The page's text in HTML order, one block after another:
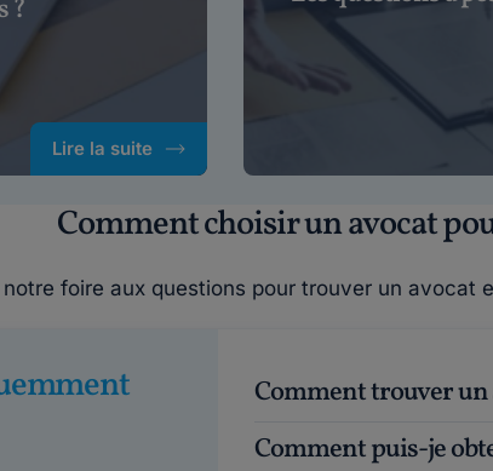
?
Lire la suite
Comment choisir un avocat
foire aux questions pour trouver un avocat
Comment trouver
Comment puis-je